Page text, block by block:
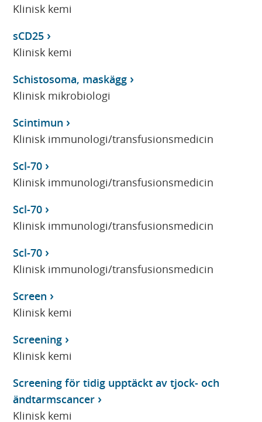
Klinisk kemi
sCD25
Klinisk kemi
Schistosoma, maskägg
Klinisk mikrobiologi
Scintimun
Klinisk immunologi/transfusionsmedicin
Scl-70
Klinisk immunologi/transfusionsmedicin
Scl-70
Klinisk immunologi/transfusionsmedicin
Scl-70
Klinisk immunologi/transfusionsmedicin
Screen
Klinisk kemi
Screening
Klinisk kemi
Screening för tidig upptäckt av tjock- och
ändtarmscancer
Klinisk kemi